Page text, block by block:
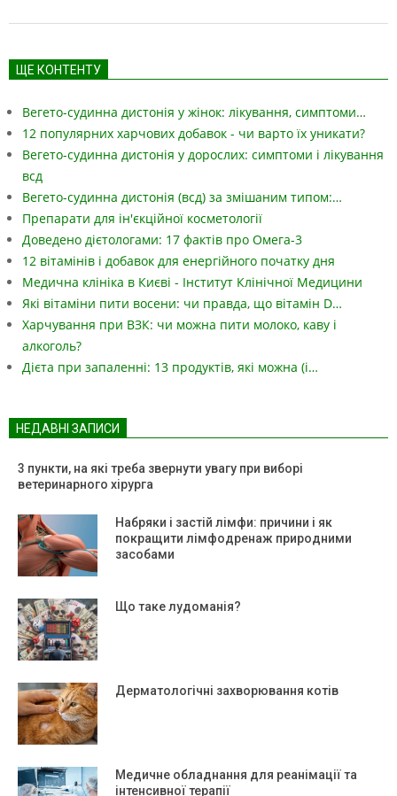
ЩЕ КОНТЕНТУ
Вегето-судинна дистонія у жінок: лікування, симптоми…
12 популярних харчових добавок - чи варто їх уникати?
Вегето-судинна дистонія у дорослих: симптоми і лікування
всд
Вегето-судинна дистонія (всд) за змішаним типом:…
Препарати для ін'єкційної косметології
Доведено дієтологами: 17 фактів про Омега-3
12 вітамінів і добавок для енергійного початку дня
Медична клініка в Києві - Інститут Клінічної Медицини
Які вітаміни пити восени: чи правда, що вітамін D…
Харчування при ВЗК: чи можна пити молоко, каву і
алкоголь?
Дієта при запаленні: 13 продуктів, які можна (і…
НЕДАВНІ ЗАПИСИ
3 пункти, на які треба звернути увагу при виборі
ветеринарного хірурга
Набряки і застій лімфи: причини і як
покращити лімфодренаж природними
засобами
Що таке лудоманія?
Дерматологічні захворювання котів
Медичне обладнання для реанімації та
інтенсивної терапії